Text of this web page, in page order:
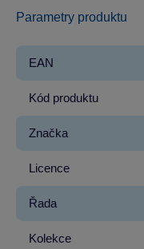
Parametry produktu
EAN
Kód produktu
Značka
Licence
Řada
Kolekce